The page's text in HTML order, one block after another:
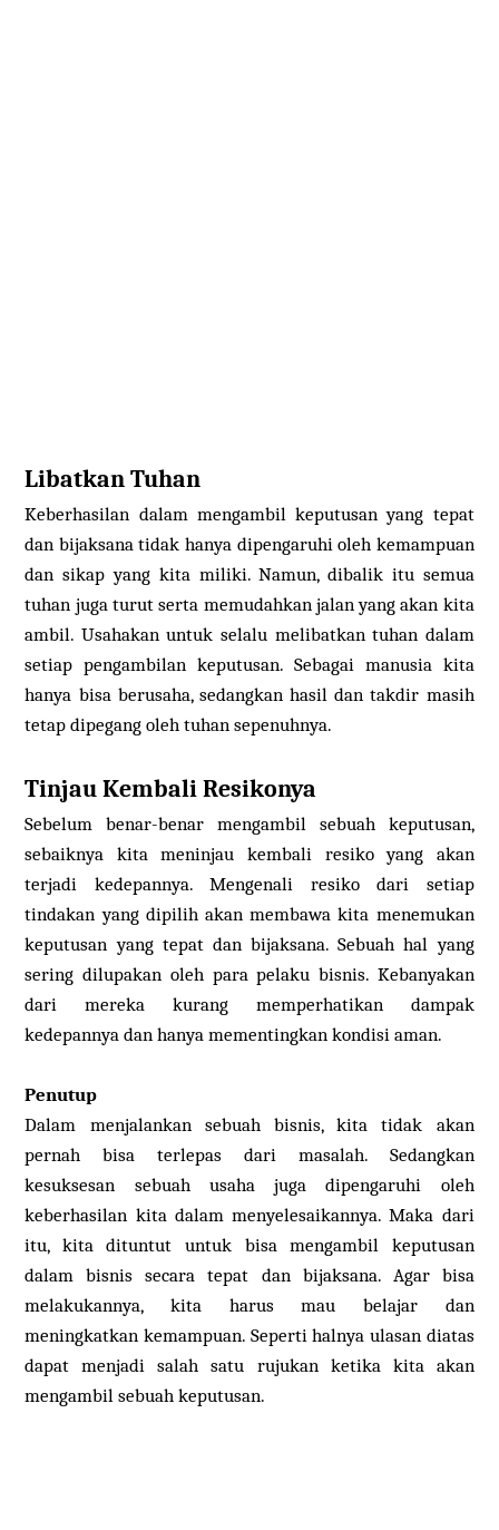
Libatkan Tuhan
Keberhasilan dalam mengambil keputusan yang tepat
dan bijaksana tidak hanya dipengaruhi oleh kemampuan
dan sikap yang kita miliki. Namun, dibalik itu semua
tuhan juga turut serta memudahkan jalan yang akan kita
ambil. Usahakan untuk selalu melibatkan tuhan dalam
setiap pengambilan keputusan. Sebagai manusia kita
hanya bisa berusaha, sedangkan hasil dan takdir masih
tetap dipegang oleh tuhan sepenuhnya.
Tinjau Kembali Resikonya
Sebelum benar-benar mengambil sebuah keputusan,
sebaiknya kita meninjau kembali resiko yang akan
terjadi kedepannya. Mengenali resiko dari setiap
tindakan yang dipilih akan membawa kita menemukan
keputusan yang tepat dan bijaksana. Sebuah hal yang
sering dilupakan oleh para pelaku bisnis. Kebanyakan
dari mereka kurang memperhatikan dampak
kedepannya dan hanya mementingkan kondisi aman.
Penutup
Dalam menjalankan sebuah bisnis, kita tidak akan
pernah bisa terlepas dari masalah. Sedangkan
kesuksesan sebuah usaha juga dipengaruhi oleh
keberhasilan kita dalam menyelesaikannya. Maka dari
itu, kita dituntut untuk bisa mengambil keputusan
dalam bisnis secara tepat dan bijaksana. Agar bisa
melakukannya, kita harus mau belajar dan
meningkatkan kemampuan. Seperti halnya ulasan diatas
dapat menjadi salah satu rujukan ketika kita akan
mengambil sebuah keputusan.